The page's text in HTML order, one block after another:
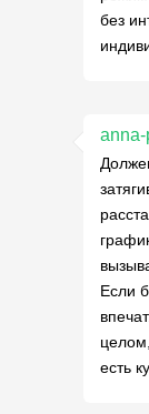
без
anna-
Если
есть